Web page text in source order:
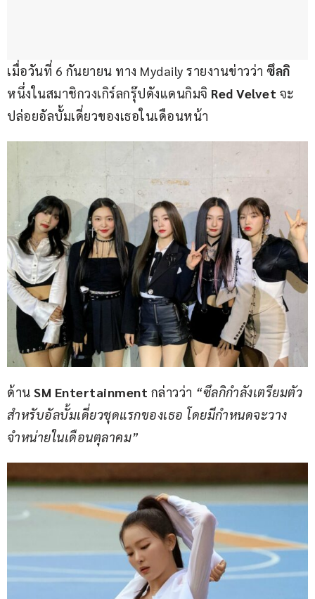
เมื่อวันที่ 6 กันยายน ทาง Mydaily รายงานข่าวว่า ซึลกิ
หนึ่งในสมาชิกวงเกิร์ลกรุ๊ปดังแดนกิมจิ Red Velvet จะ
ปล่อยอัลบั้มเดี่ยวของเธอในเดือนหน้า
ด้าน SM Entertainment กล่าวว่า “ซึลกิกำลังเตรียมตัว
สำหรับอัลบั้มเดี่ยวชุดแรกของเธอ โดยมีกำหนดจะวาง
จำหน่ายในเดือนตุลาคม”